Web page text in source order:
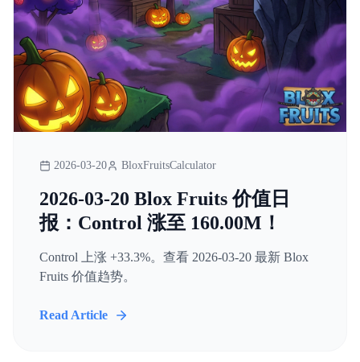
2026-03-20 BloxFruitsCalculator
2026-03-20 Blox Fruits 价值日
报：Control 涨至 160.00M！
Control 上涨 +33.3%。查看 2026-03-20 最新 Blox
Fruits 价值趋势。
Read Article